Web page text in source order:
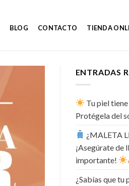
BLOG CONTACTO TIENDA
ENTRADAS
Tu piel
Protégela del
¿MALETA
¡Asegúrate de
importante!
¿Sabías que tu